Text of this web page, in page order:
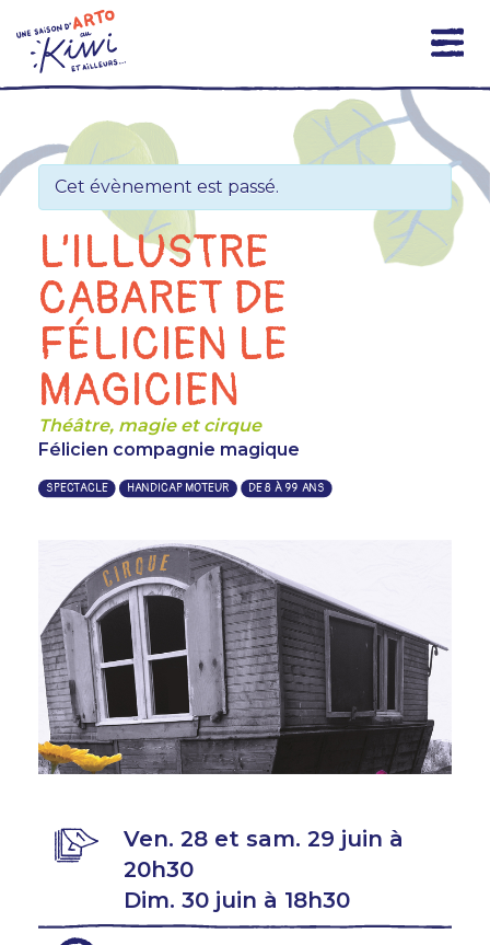
to
content
Cet évènement est passé.
L’ILLUSTRE
CABARET DE
FÉLICIEN LE
MAGICIEN
Théâtre, magie et cirque
Félicien compagnie magique
SPECTACLE HANDICAP MOTEUR DE 8 À 99 ANS
Ven. 28 et sam. 29 juin à
20h30
Dim. 30 juin à 18h30